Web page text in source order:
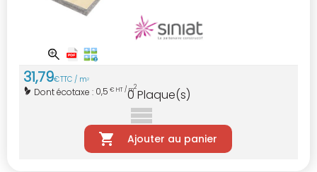
31,79€TTC / m2
Dont écotaxe : 0,5 € HT / m2
0 Plaque(s)
Ajouter au panier